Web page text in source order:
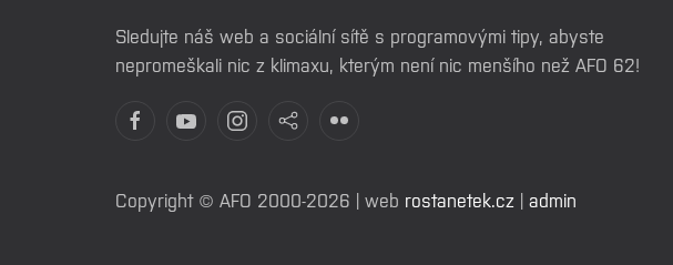
Sledujte náš web a sociální sítě s programovými tipy, abyste
nepromeškali nic z klimaxu, kterým není nic menšího než AFO 62!
Copyright © AFO 2000-2026 | web rostanetek.cz | admin